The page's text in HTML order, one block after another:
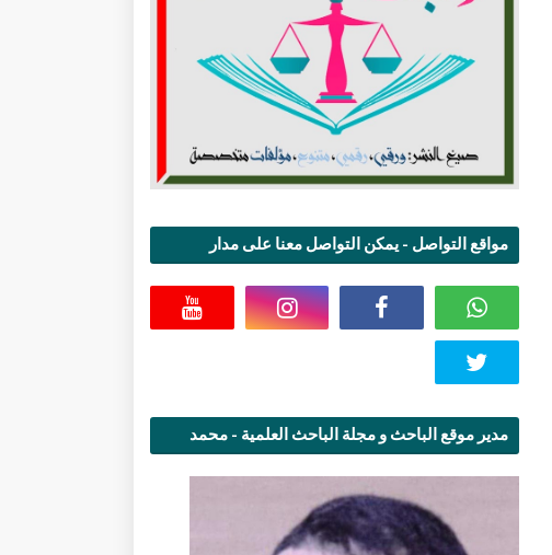
مواقع التواصل - يمكن التواصل معنا على مدار
مدير موقع الباحث و مجلة الباحث العلمية - محمد